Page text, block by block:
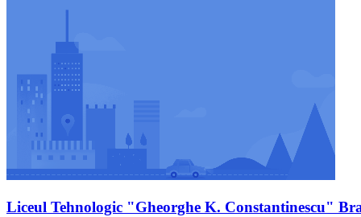
Liceul Tehnologic "Gheorghe K. Constantinescu"